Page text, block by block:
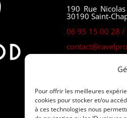
Pour offrir les meilleures
cookies pour stocker et/ou
à ces technologies nous
190 Rue
30190 Saint-
06 95 15 00 28